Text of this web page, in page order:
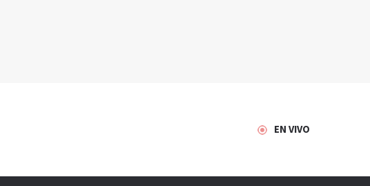
EN VIVO